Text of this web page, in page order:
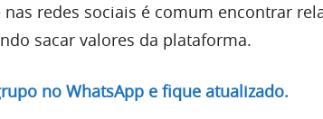
redes sociais é comum encontrar
sacar valores da plataforma.
no WhatsApp e fique atualizado.